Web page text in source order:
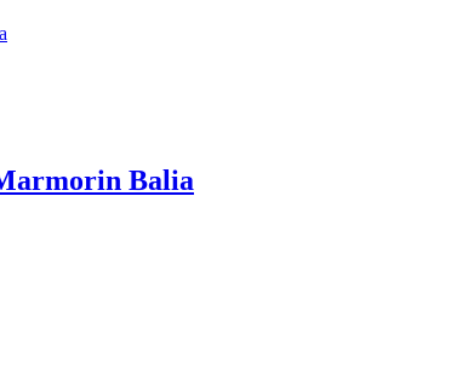
Balia